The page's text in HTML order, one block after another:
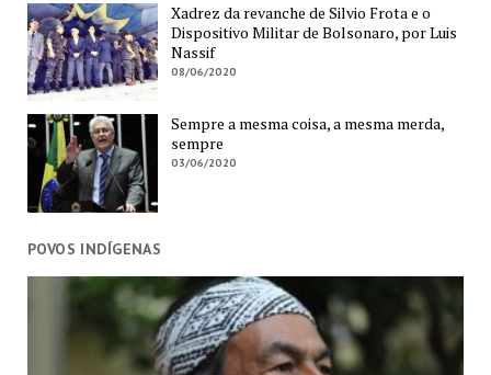
Xadrez da revanche de Silvio Frota e o
Dispositivo Militar de Bolsonaro, por Luis
Nassif
08/06/2020
Sempre a mesma coisa, a mesma merda,
sempre
03/06/2020
POVOS INDÍGENAS